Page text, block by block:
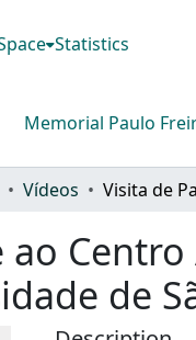
Statistics
Memorial Paulo
Vídeos
de